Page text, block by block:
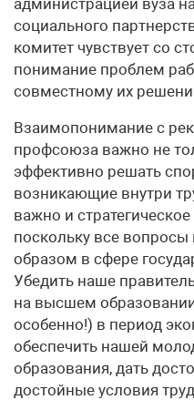
администрацией вуза
социального
комитет чувствует со
понимание проблем
совместному их
Взаимопонимание с
профсоюза важно не
эффективно решать
возникающие внутри
важно и
поскольку все вопросы
образом в сфере
Убедить наше
на высшем
особенно!) в период
обеспечить нашей
образования, дать
достойные условия